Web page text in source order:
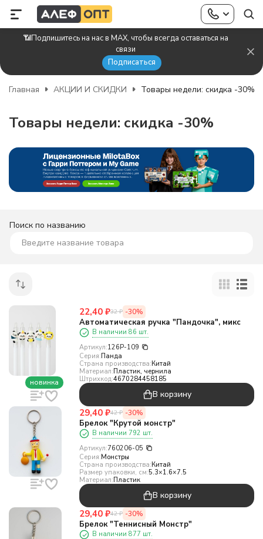
📶Подпишитесь на нас в MAX, чтобы всегда оставаться на
связи
Подписаться
Главная АКЦИИ И СКИДКИ Товары недели: скидка -30%
Товары недели: скидка -30%
Поиск по названию
новинка
22,40 ₽32 ₽ -30%
Автоматическая ручка "Пандочка", микс
В наличии 86 шт.
Артикул:126P-109
Серия:Панда
Страна производства:Китай
Материал:Пластик, чернила
Штрихкод:4670284458185
В корзину
29,40 ₽42 ₽ -30%
Брелок "Крутой монстр"
В наличии 792 шт.
Артикул:760206-05
Серия:Монстры
Страна производства:Китай
Размер упаковки, см:5.3×1.6×7.5
Материал:Пластик
В корзину
29,40 ₽42 ₽ -30%
Брелок "Теннисный Монстр"
В наличии 877 шт.